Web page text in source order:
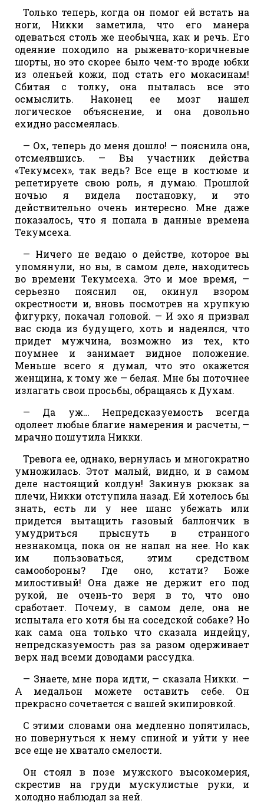
Только теперь, когда он помог ей встать на
ноги, Никки заметила, что его манера
одеваться столь же необычна, как и речь. Его
одеяние походило на рыжевато-коричневые
шорты, но это скорее было чем-то вроде юбки
из оленьей кожи, под стать его мокасинам!
Сбитая с толку, она пыталась все это
осмыслить. Наконец ее мозг нашел
логическое объяснение, и она довольно
ехидно рассмеялась.
— Ох, теперь до меня дошло! — пояснила она,
отсмеявшись. — Вы участник действа
«Текумсех», так ведь? Все еще в костюме и
репетируете свою роль, я думаю. Прошлой
ночью я видела постановку, и это
действительно очень интересно. Мне даже
показалось, что я попала в данные времена
Текумсеха.
— Ничего не ведаю о действе, которое вы
упомянули, но вы, в самом деле, находитесь
во времени Текумсеха. Это и мое время, —
серьезно пояснил он, окинул взором
окрестности и, вновь посмотрев на хрупкую
фигурку, покачал головой. — И эхо я призвал
вас сюда из будущего, хоть и надеялся, что
придет мужчина, возможно из тех, кто
поумнее и занимает видное положение.
Меньше всего я думал, что это окажется
женщина, к тому же — белая. Мне бы поточнее
излагать свои просьбы, обращаясь к Духам.
— Да уж… Непредсказуемость всегда
одолеет любые благие намерения и расчеты, —
мрачно пошутила Никки.
Тревога ее, однако, вернулась и многократно
умножилась. Этот малый, видно, и в самом
деле настоящий колдун! Закинув рюкзак за
плечи, Никки отступила назад. Ей хотелось бы
знать, есть ли у нее шанс убежать или
придется вытащить газовый баллончик в
умудриться прыснуть в странного
незнакомца, пока он не напал на нее. Но как
им пользоваться, этим средством
самообороны? Где оно, кстати? Боже
милостивый! Она даже не держит его под
рукой, не очень-то веря в то, что оно
сработает. Почему, в самом деле, она не
испытала его хотя бы на соседской собаке? Но
как сама она только что сказала индейцу,
непредсказуемость раз за разом одерживает
верх над всеми доводами рассудка.
— Знаете, мне пора идти, — сказала Никки. —
А медальон можете оставить себе. Он
прекрасно сочетается с вашей экипировкой.
С этими словами она медленно попятилась,
но повернуться к нему спиной и уйти у нее
все еще не хватало смелости.
Он стоял в позе мужского высокомерия,
скрестив на груди мускулистые руки, и
холодно наблюдал за ней.